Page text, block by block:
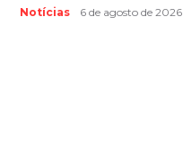
Notícias 6 de agosto de 2026